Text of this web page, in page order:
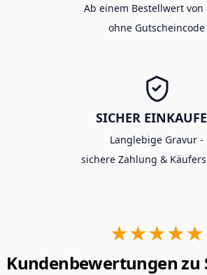
Ab einem Bestellwert von
ohne Gutscheincode
SICHER
Langlebige Gravur -
sichere Zahlung &
★★★★★
Kundenbewertungen zu